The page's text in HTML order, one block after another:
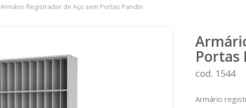
Armário Registrador de Aço sem Portas Pandin
Portas
cod. 1544
Armário